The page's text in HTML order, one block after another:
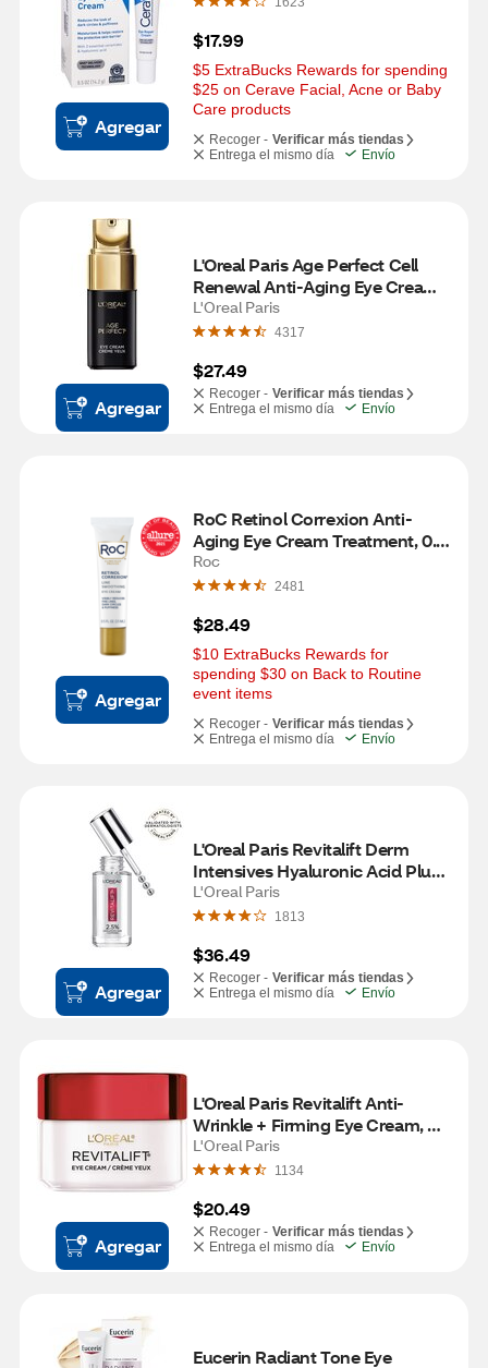
Agregar
$17.99
$5 ExtraBucks Rewards for spending
$25 on Cerave Facial, Acne or Baby
Care products
Recoger - Verificar más tiendas
Entrega el mismo día
Envío
Agregar
L'Oreal Paris Age Perfect Cell
Renewal Anti-Aging Eye Cream
Treatment, 0.5 OZ
L'Oreal Paris
4317
$27.49
Recoger - Verificar más tiendas
Entrega el mismo día
Envío
Agregar
RoC Retinol Correxion Anti-
Aging Eye Cream Treatment, 0.5
OZ
Roc
2481
$28.49
$10 ExtraBucks Rewards for
spending $30 on Back to Routine
event items
Recoger - Verificar más tiendas
Entrega el mismo día
Envío
Agregar
L'Oreal Paris Revitalift Derm
Intensives Hyaluronic Acid Plus
Eye Serum, 0.67 OZ
L'Oreal Paris
1813
$36.49
Recoger - Verificar más tiendas
Entrega el mismo día
Envío
Agregar
L'Oreal Paris Revitalift Anti-
Wrinkle + Firming Eye Cream,
Fragrance Free, 0.5 OZ
L'Oreal Paris
1134
$20.49
Recoger - Verificar más tiendas
Entrega el mismo día
Envío
Eucerin Radiant Tone Eye